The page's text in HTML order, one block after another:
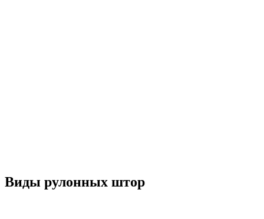
Виды рулонных штор